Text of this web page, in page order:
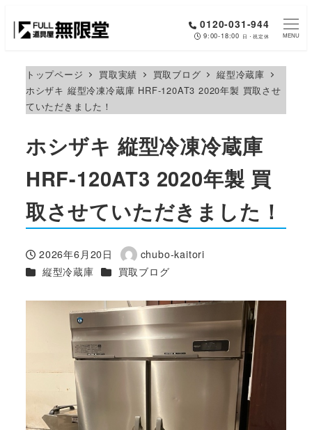
0120-031-944
9:00-18:00 日・祝定休 MENU
トップページ 買取実績 買取ブログ
縦型冷蔵庫
ホシザキ 縦型冷凍冷蔵庫 HRF-120AT3 2020年製 買取させ
ていただきました！
ホシザキ 縦型冷凍冷蔵庫
HRF-120AT3 2020年製 買
取させていただきました！
投稿日
2026年6月20日
著
者
chubo-kaitori
カテゴリー
縦型冷蔵庫 カテゴリー
買取ブログ